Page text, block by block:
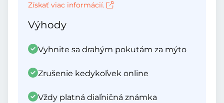
Získať viac informácií.
Výhody
Vyhnite sa drahým pokutám za mýto
Zrušenie kedykoľvek online
Vždy platná diaľničná známka